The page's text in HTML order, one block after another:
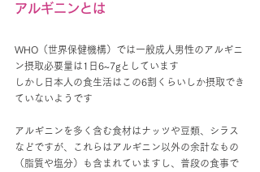
アルギニンとは
WHO（世界保健機構）では一般成人男性のアルギニ
ン摂取必要量は1日6~7gとしています
しかし日本人の食生活はこの6割くらいしか摂取でき
ていないようです
アルギニンを多く含む食材はナッツや豆類、シラス
などですが、これらはアルギニン以外の余計なもの
（脂質や塩分）も含まれていますし、普段の食事で